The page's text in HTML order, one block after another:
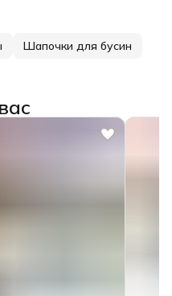
Шапочки для бусин